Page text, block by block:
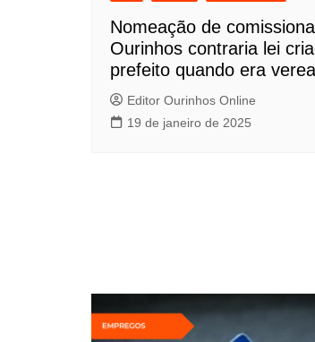
Nomeação de
Ourinhos contraria lei
prefeito quando era
Editor Ourinhos Online
19 de janeiro de 2025